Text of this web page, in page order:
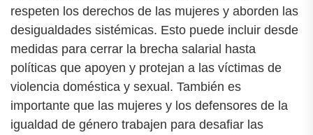
respeten los derechos de las mujeres y aborden las
desigualdades sistémicas. Esto puede incluir desde
medidas para cerrar la brecha salarial hasta
políticas que apoyen y protejan a las víctimas de
violencia doméstica y sexual. También es
importante que las mujeres y los defensores de la
igualdad de género trabajen para desafiar las